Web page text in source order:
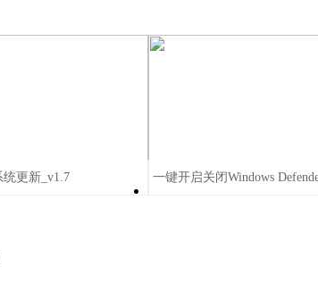
更新_v1.7 一键开启关闭Windows